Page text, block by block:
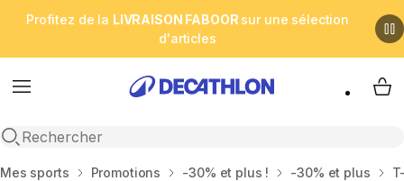
Profitez de la LIVRAISON FABOOR sur une sélection
d'articles
Menu
Open search
My
Accueil
Mes sports Promotions -30% et plus ! -30% et plus